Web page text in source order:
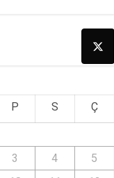
P S Ç
3
4 5